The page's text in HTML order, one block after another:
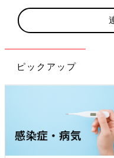
ピックアップ